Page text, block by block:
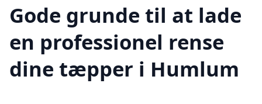
Gode grunde til at lade
en professionel rense
dine tæpper i Humlum